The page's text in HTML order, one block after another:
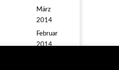
März
2014
Februar
2014